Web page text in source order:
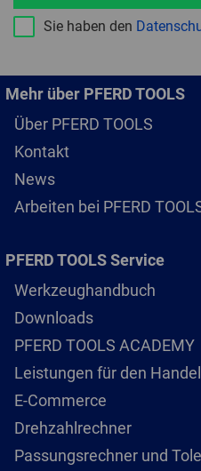
Sie haben den
Mehr über PFERD TOOLS
Über PFERD TOOLS
Kontakt
News
Arbeiten bei PFERD
PFERD TOOLS Service
Werkzeughandbuch
Downloads
PFERD TOOLS ACADEMY
Leistungen für den Handel
E-Commerce
Drehzahlrechner
Passungsrechner und